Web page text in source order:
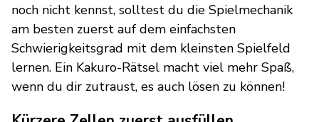
noch nicht kennst, solltest du die Spielmechanik
am besten zuerst auf dem einfachsten
Schwierigkeitsgrad mit dem kleinsten Spielfeld
lernen. Ein Kakuro-Rätsel macht viel mehr Spaß,
wenn du dir zutraust, es auch lösen zu können!